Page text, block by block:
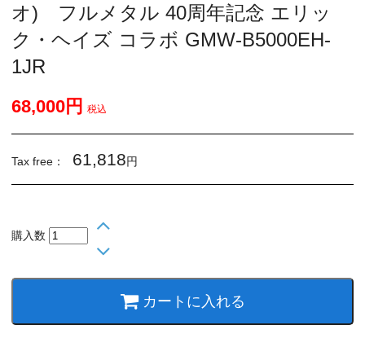
オ) フルメタル 40周年記念 エリッ
ク・ヘイズ コラボ GMW-B5000EH-
1JR
68,000円 税込
Tax free： 61,818円
購入数
カートに入れる